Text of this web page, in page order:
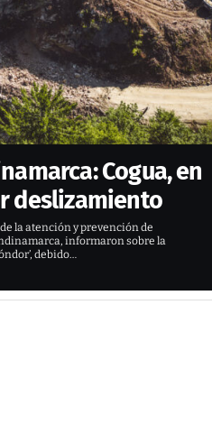
Cogua, en
deslizamiento
la atención y prevención de
informaron sobre la
debido…